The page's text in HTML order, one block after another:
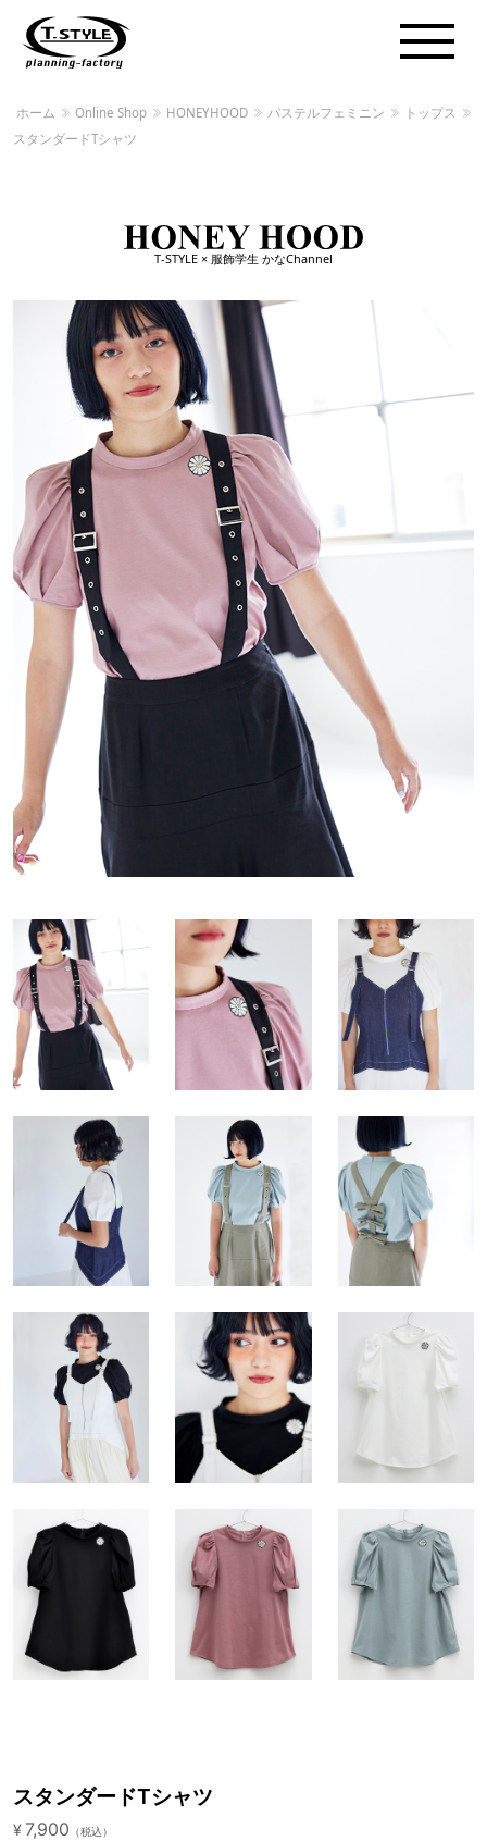
ホーム Online Shop HONEYHOOD パステルフェミニン
トップス
スタンダードTシャツ
T-STYLE × 服飾学生 かなChannel
スタンダードTシャツ
¥7,900 （税込）